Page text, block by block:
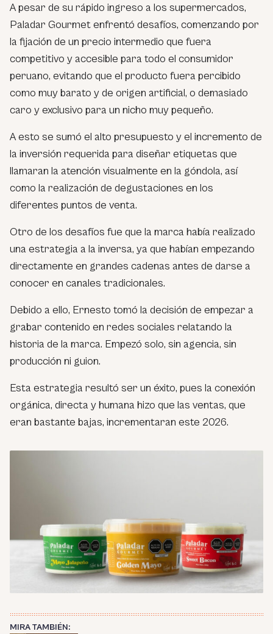
A pesar de su rápido ingreso a los supermercados,
Paladar Gourmet enfrentó desafíos, comenzando por
la fijación de un precio intermedio que fuera
competitivo y accesible para todo el consumidor
peruano, evitando que el producto fuera percibido
como muy barato y de origen artificial, o demasiado
caro y exclusivo para un nicho muy pequeño.
A esto se sumó el alto presupuesto y el incremento de
la inversión requerida para diseñar etiquetas que
llamaran la atención visualmente en la góndola, así
como la realización de degustaciones en los
diferentes puntos de venta.
Otro de los desafíos fue que la marca había realizado
una estrategia a la inversa, ya que habían empezando
directamente en grandes cadenas antes de darse a
conocer en canales tradicionales.
Debido a ello, Ernesto tomó la decisión de empezar a
grabar contenido en redes sociales relatando la
historia de la marca. Empezó solo, sin agencia, sin
producción ni guion.
Esta estrategia resultó ser un éxito, pues la conexión
orgánica, directa y humana hizo que las ventas, que
eran bastante bajas, incrementaran este 2026.
MIRA TAMBIÉN: